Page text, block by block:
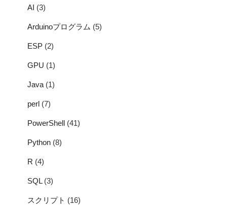
AI (3)
Arduinoプログラム (5)
ESP (2)
GPU (1)
Java (1)
perl (7)
PowerShell (41)
Python (8)
R (4)
SQL(3)
スクリプト (16)